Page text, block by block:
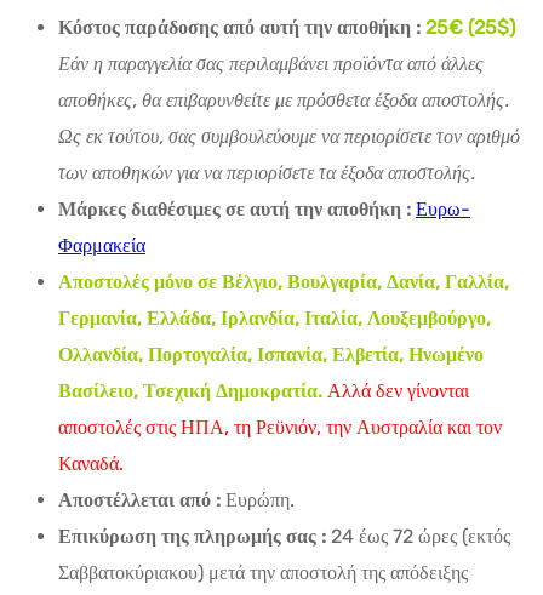
Κόστος παράδοσης από αυτή την αποθήκη : 25€ (25$)
Εάν η παραγγελία σας περιλαμβάνει προϊόντα από άλλες
αποθήκες, θα επιβαρυνθείτε με πρόσθετα έξοδα αποστολής.
Ως εκ τούτου, σας συμβουλεύουμε να περιορίσετε τον αριθμό
των αποθηκών για να περιορίσετε τα έξοδα αποστολής.
Μάρκες διαθέσιμες σε αυτή την αποθήκη : Ευρω-
Φαρμακεία
Αποστολές μόνο σε Βέλγιο, Βουλγαρία, Δανία, Γαλλία,
Γερμανία, Ελλάδα, Ιρλανδία, Ιταλία, Λουξεμβούργο,
Ολλανδία, Πορτογαλία, Ισπανία, Ελβετία, Ηνωμένο
Βασίλειο, Τσεχική Δημοκρατία. Αλλά δεν γίνονται
αποστολές στις ΗΠΑ, τη Ρεϋνιόν, την Αυστραλία και τον
Καναδά.
Αποστέλλεται από : Ευρώπη.
Επικύρωση της πληρωμής σας : 24 έως 72 ώρες (εκτός
Σαββατοκύριακου) μετά την αποστολή της απόδειξης